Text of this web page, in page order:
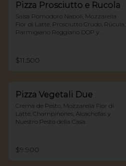
Pizza Prosciutto e Rucola
Salsa Pomodoro Napoli, Mozzarella
Fior di Latte, Prosciutto Crudo, Rúcula,
Parmigiano Reggiano DOP y
$11.500
Pizza Vegetali Due
Crema de Pesto, Mozzarella Fior di
Latte, Champiñones, Alcachofas y
Nuestro Pesto della Casa.
$9.900